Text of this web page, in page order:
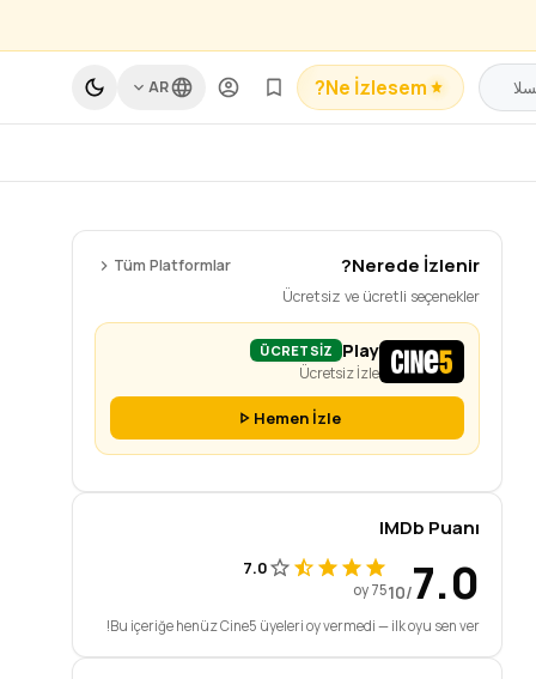
Ne İzlesem?
AR
Nerede İzlenir?
Tüm Platformlar
Ücretsiz ve ücretli seçenekler
Play
ÜCRETSİZ
Ücretsiz İzle
Hemen İzle
IMDb Puanı
7.0
/10
7.0
75 oy
Bu içeriğe henüz Cine5 üyeleri oy vermedi — ilk oyu sen ver!